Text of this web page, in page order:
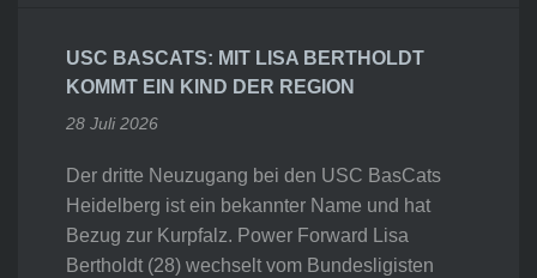
USC BASCATS: MIT LISA BERTHOLDT
KOMMT EIN KIND DER REGION
28 Juli 2026
Der dritte Neuzugang bei den USC BasCats
Heidelberg ist ein bekannter Name und hat
Bezug zur Kurpfalz. Power Forward Lisa
Bertholdt (28) wechselt vom Bundesligisten